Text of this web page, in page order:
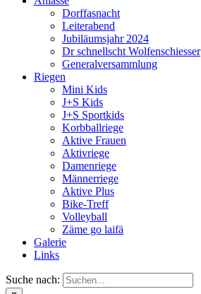
Dorffasnacht
Leiterabend
Jubiläumsjahr 2024
Dr schnellscht Wolfenschiesser
Generalversammlung
Riegen
Mini Kids
J+S Kids
J+S Sportkids
Korbballriege
Aktive Frauen
Aktivriege
Damenriege
Männerriege
Aktive Plus
Bike-Treff
Volleyball
Zäme go laifä
Galerie
Links
Suche nach: